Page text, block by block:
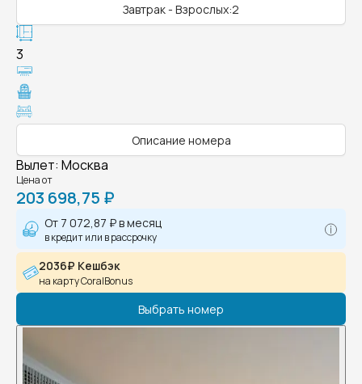
Завтрак - Взрослых:2
3
Описание номера
Вылет: Москва
Цена от
203 698,75 ₽
От 7 072,87 ₽в месяц
в кредит или в рассрочку
2036₽ Кешбэк
на карту CoralBonus
Выбрать номер